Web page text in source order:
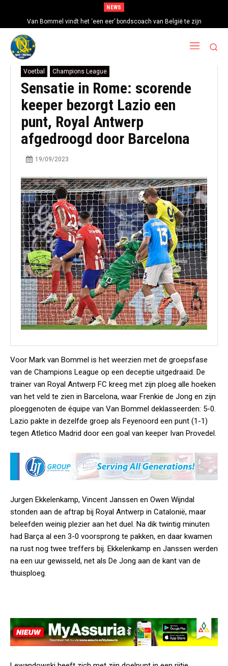
NEWS
Van Bommel vindt het ‘een eer’ bondscoach van België te zijn
Voetbal Champions League
Sensatie in Rome: scorende
keeper bezorgt Lazio een
punt, Royal Antwerp
afgedroogd door Barcelona
19/09/2023
Voor Mark van Bommel is het weerzien met de groepsfase
van de Champions League op een deceptie uitgedraaid. De
trainer van Royal Antwerp FC kreeg met zijn ploeg alle hoeken
van het veld te zien in Barcelona, waar Frenkie de Jong en zijn
ploeggenoten de équipe van Van Bommel deklasseerden: 5-0.
Lazio pakte in dezelfde groep als Feyenoord een punt (1-1)
tegen Atletico Madrid door een goal van keeper Ivan Provedel.
Jurgen Ekkelenkamp, Vincent Janssen en Owen Wijndal
stonden aan de aftrap bij Royal Antwerp in Catalonië, maar
beleefden weinig plezier aan het duel. Na dik twintig minuten
had Barça al een 3-0 voorsprong te pakken, en daar kwamen
na rust nog twee treffers bij. Ekkelenkamp en Janssen werden
na een uur gewisseld, net als De Jong aan de kant van de
thuisploeg.